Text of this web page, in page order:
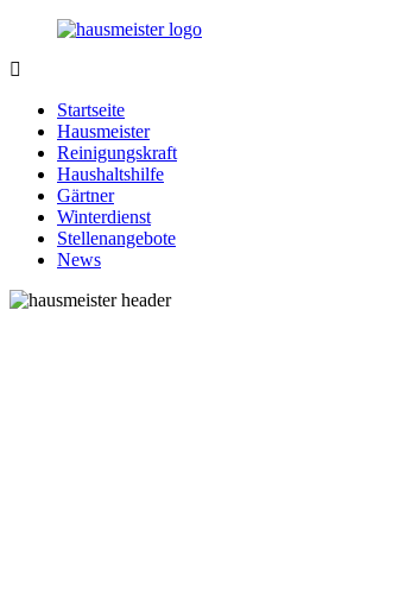
Zurück
Inhalt
Hausmeister.de
rund
Ihren
Haushalt
Startseite
Hausmeister
Reinigungskraft
Haushaltshilfe
Gärtner
Winterdienst
Stellenangebote
News